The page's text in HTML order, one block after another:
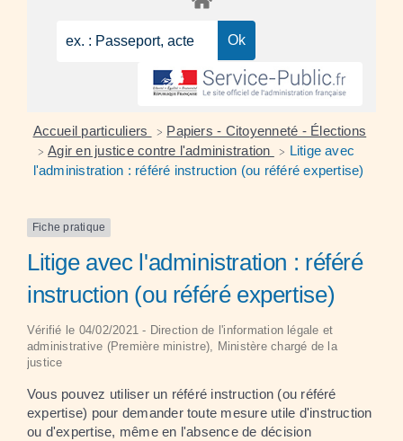
Accueil particuliers > Papiers - Citoyenneté - Élections
> Agir en justice contre l'administration > Litige avec
l'administration : référé instruction (ou référé expertise)
Fiche pratique
Litige avec l'administration : référé
instruction (ou référé expertise)
Vérifié le 04/02/2021 - Direction de l'information légale et
administrative (Première ministre), Ministère chargé de la
justice
Vous pouvez utiliser un référé instruction (ou référé
expertise) pour demander toute mesure utile d'instruction
ou d'expertise, même en l'absence de décision